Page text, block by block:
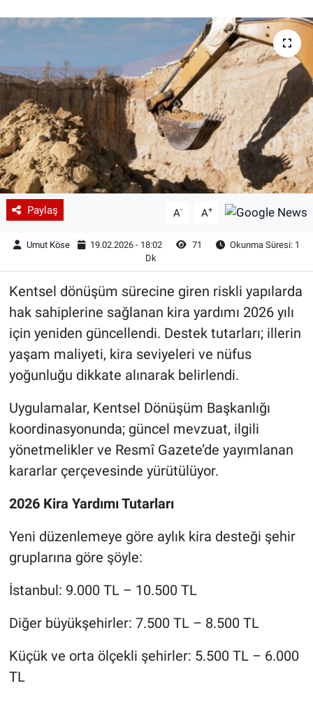
Paylaş A- A+
Umut Köse 19.02.2026 - 18:02 71
Okunma Süresi: 1
Dk
Kentsel dönüşüm sürecine giren riskli yapılarda
hak sahiplerine sağlanan kira yardımı 2026 yılı
için yeniden güncellendi. Destek tutarları; illerin
yaşam maliyeti, kira seviyeleri ve nüfus
yoğunluğu dikkate alınarak belirlendi.
Uygulamalar, Kentsel Dönüşüm Başkanlığı
koordinasyonunda; güncel mevzuat, ilgili
yönetmelikler ve Resmî Gazete’de yayımlanan
kararlar çerçevesinde yürütülüyor.
2026 Kira Yardımı Tutarları
Yeni düzenlemeye göre aylık kira desteği şehir
gruplarına göre şöyle:
İstanbul: 9.000 TL – 10.500 TL
Diğer büyükşehirler: 7.500 TL – 8.500 TL
Küçük ve orta ölçekli şehirler: 5.500 TL – 6.000
TL